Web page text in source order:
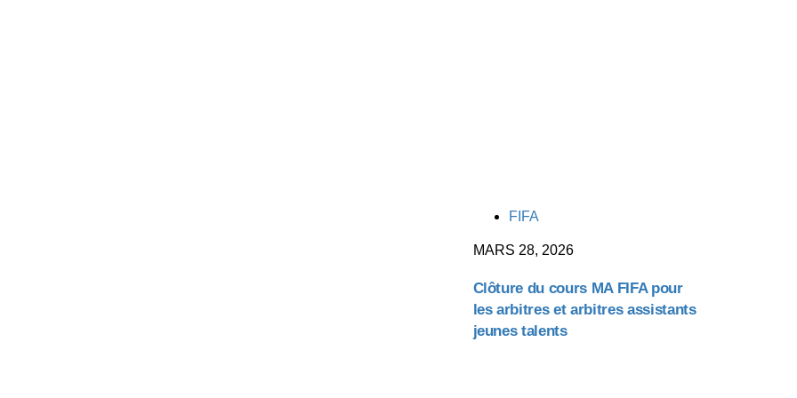
TAGSFIFA
MARS 28, 2026
Clôture du cours MA FIFA pour
les arbitres et arbitres assistants
jeunes talents